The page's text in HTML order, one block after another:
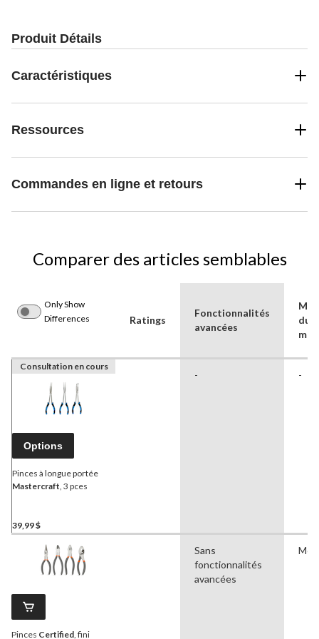
Produit Détails
Caractéristiques
Ressources
Commandes en ligne et retours
Comparer des articles semblables
Only Show
Differences
Ratings
Fonctionnalités
avancées
du
Consultation en cours
Options
Pinces à longue portée
Mastercraft , 3 pces
39,99 $
- -
Pinces Certified , fini
Sans
fonctionnalités
avancées